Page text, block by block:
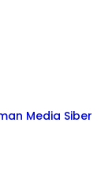
Media Siber